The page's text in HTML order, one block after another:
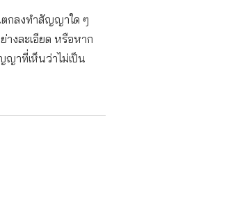
กลงทำสัญญาใด ๆ
งละเอียด หรือหาก
าที่เห็นว่าไม่เป็น